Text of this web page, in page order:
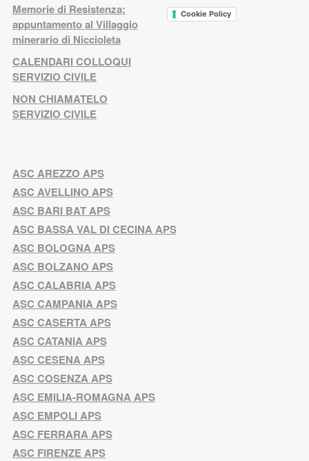
ASC AREZZO APS
ASC AVELLINO APS
ASC BARI BAT APS
ASC BASSA VAL DI CECINA APS
ASC BOLOGNA APS
ASC BOLZANO APS
ASC CALABRIA APS
ASC CAMPANIA APS
ASC CASERTA APS
ASC CATANIA APS
ASC CESENA APS
ASC COSENZA APS
ASC EMILIA-ROMAGNA APS
ASC EMPOLI APS
ASC FERRARA APS
ASC FIRENZE APS
Memorie di Resistenza:
appuntamento al Villaggio
minerario di Niccioleta
CALENDARI COLLOQUI
SERVIZIO CIVILE
NON CHIAMATELO
SERVIZIO CIVILE
Cookie Policy